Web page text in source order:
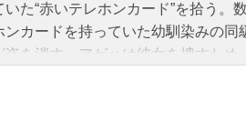
いた“赤いテレホンカード”を拾う。
ンカードを持っていた幼馴染みの同
姿を消す。アゲハは彼女を捜すため